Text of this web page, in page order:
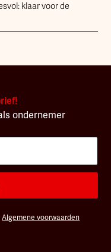
klaar voor de
ondernemer
Algemene voorwaarden